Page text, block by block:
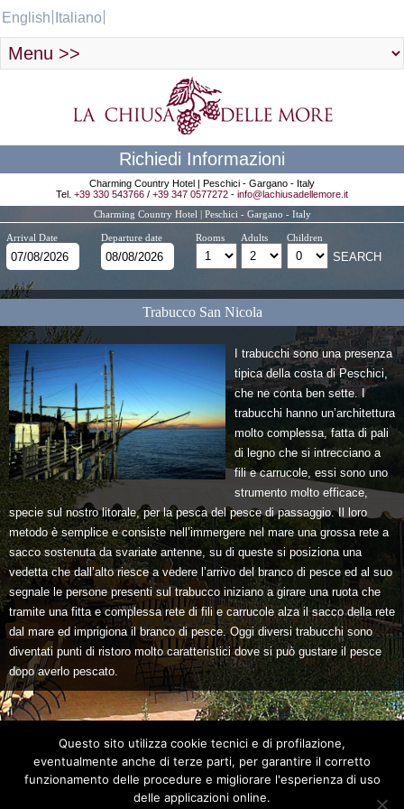
English Italiano
Richiedi Informazioni
Charming Country Hotel | Peschici - Gargano - Italy
Tel. +39 330 543766 / +39 347 0577272 - info@lachiusadellemore.it
Charming Country Hotel | Peschici - Gargano - Italy
Arrival Date Departure date Rooms Adults Children
Trabucco San Nicola
I trabucchi sono una presenza
tipica della costa di Peschici,
che ne conta ben sette. I
trabucchi hanno un’architettura
molto complessa, fatta di pali
di legno che si intrecciano a
fili e carrucole, essi sono uno
strumento molto efficace,
specie sul nostro litorale, per la pesca del pesce di passaggio. Il loro
metodo è semplice e consiste nell’immergere nel mare una grossa rete a
sacco sostenuta da svariate antenne, su di queste si posiziona una
vedetta che dall’alto riesce a vedere l’arrivo del branco di pesce ed al suo
segnale le persone presenti sul trabucco iniziano a girare una ruota che
tramite una fitta e complessa rete di fili e carrucole alza il sacco della rete
dal mare ed imprigiona il branco di pesce. Oggi diversi trabucchi sono
diventati punti di ristoro molto caratteristici dove si può gustare il pesce
dopo averlo pescato.
Questo sito utilizza cookie tecnici e di profilazione,
eventualmente anche di terze parti, per garantire il corretto
funzionamento delle procedure e migliorare l'esperienza di uso
delle applicazioni online.